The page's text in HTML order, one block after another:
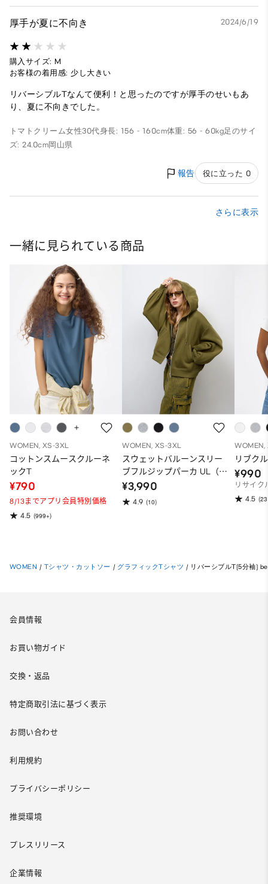
厚手が夏に不向き 2024/6/19
購入サイズ: M
お客様の着用感: 少し大きい
リバーシブルTなんて便利！と思ったのですが厚手のせいもあ
り、夏に不向きでした。
トマトクリーム女性30代身長: 156 - 160cm体重: 56 - 60kg足のサイ
ズ: 24.0cm岡山県
報告 役に立った 0
さらに表示
一緒に見られている商品
WOMEN, XS-3XL
コットンスムースクルーネ
ックT
¥790
8/13までアプリ会員特別価格
4.5 (999+)
WOMEN, XS-3XL
スウェットバルーンスリー
ブフルジップパーカ UL（ス
ーパーオーバーサイズフィ
ット）
¥3,990
4.9 (10)
WOMEN,
リブク
¥990
リサイク
4.5
WOMEN / Tシャツ・カットソー / グラフィックTシャツ / リバーシブルT(5分袖)
会員情報
お買い物ガイド
交換・返品
特定商取引法に基づく表示
お問い合わせ
利用規約
プライバシーポリシー
推奨環境
プレスリリース
企業情報